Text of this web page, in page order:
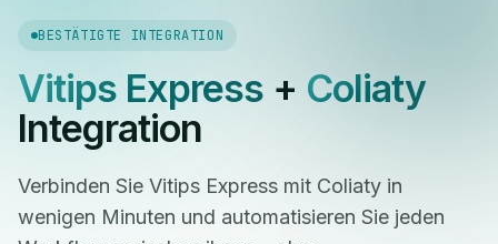
BESTÄTIGTE INTEGRATION
Vitips Express+ Coliaty
Integration
Verbinden Sie Vitips Express mit Coliaty in
wenigen Minuten und automatisieren Sie jeden